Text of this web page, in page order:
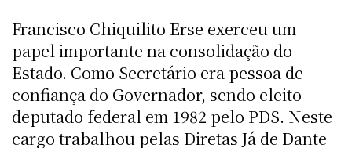
Francisco Chiquilito Erse exerceu um
papel importante na consolidação do
Estado. Como Secretário era pessoa de
confiança do Governador, sendo eleito
deputado federal em 1982 pelo PDS. Neste
cargo trabalhou pelas Diretas Já de Dante